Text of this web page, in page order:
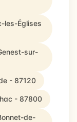
les-Églises
sur-
- 87120
- 87800
de-